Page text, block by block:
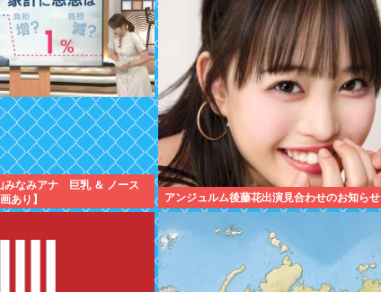
みなみアナ 巨乳 ＆ ノース
あり】
アンジュルム後藤花出演見合わせのお知らせ